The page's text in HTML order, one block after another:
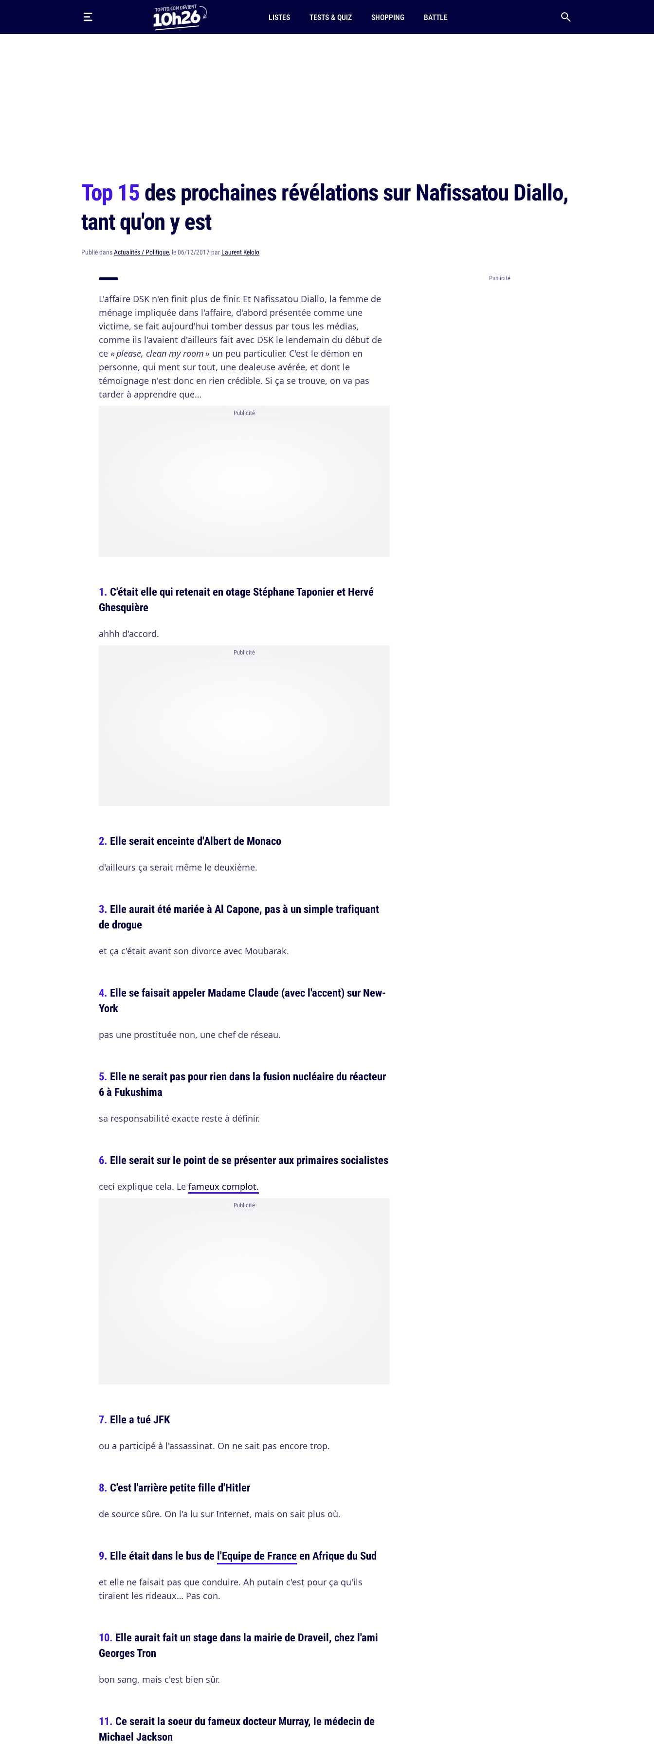
LISTES TESTS & QUIZ SHOPPING BATTLE
Top 15des prochaines révélations sur Nafissatou Diallo,
tant qu'on y est
Publié dansActualités / Politique, le 06/12/2017 par Laurent Kelolo
L'affaire DSK n'en finit plus de finir. Et Nafissatou Diallo, la femme de
ménage impliquée dans l'affaire, d'abord présentée comme une
victime, se fait aujourd'hui tomber dessus par tous les médias,
comme ils l'avaient d'ailleurs fait avec DSK le lendemain du début de
ce « please, clean my room » un peu particulier. C'est le démon en
personne, qui ment sur tout, une dealeuse avérée, et dont le
témoignage n'est donc en rien crédible. Si ça se trouve, on va pas
tarder à apprendre que…
Publicité
C'était elle qui retenait en otage Stéphane Taponier et Hervé
Ghesquière
ahhh d'accord.
Publicité
Elle serait enceinte d'Albert de Monaco
d'ailleurs ça serait même le deuxième.
Elle aurait été mariée à Al Capone, pas à un simple trafiquant
de drogue
et ça c'était avant son divorce avec Moubarak.
Elle se faisait appeler Madame Claude (avec l'accent) sur New-
York
pas une prostituée non, une chef de réseau.
Elle ne serait pas pour rien dans la fusion nucléaire du réacteur
6 à Fukushima
sa responsabilité exacte reste à définir.
Elle serait sur le point de se présenter aux primaires socialistes
ceci explique cela. Le fameux complot.
Publicité
Elle a tué JFK
ou a participé à l'assassinat. On ne sait pas encore trop.
C'est l'arrière petite fille d'Hitler
de source sûre. On l'a lu sur Internet, mais on sait plus où.
Elle était dans le bus del'Equipe de Franceen Afrique du Sud
et elle ne faisait pas que conduire. Ah putain c'est pour ça qu'ils
tiraient les rideaux… Pas con.
Elle aurait fait un stage dans la mairie de Draveil, chez l'ami
Georges Tron
bon sang, mais c'est bien sûr.
Ce serait la soeur du fameux docteur Murray, le médecin de
Michael Jackson